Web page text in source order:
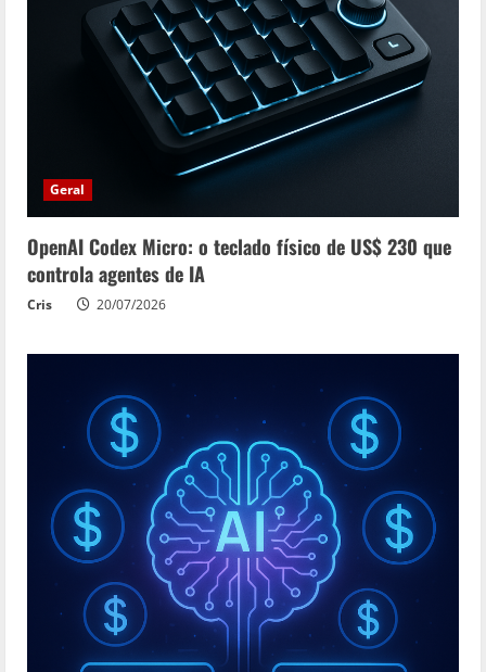
Geral
OpenAI Codex Micro: o teclado físico de US$ 230 que
controla agentes de IA
Cris 20/07/2026